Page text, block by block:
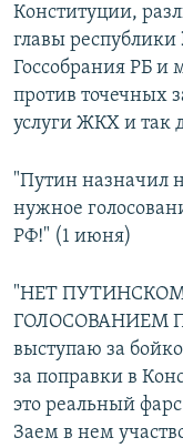
Конституции,
главы республики
Госсобрания РБ и
против точечных
услуги ЖКХ и так
"Путин назначил
нужное
РФ!" (1 июня)
"НЕТ
ГОЛОСОВАНИЕМ
выступаю за
за поправки в
это реальный
Заем в нем